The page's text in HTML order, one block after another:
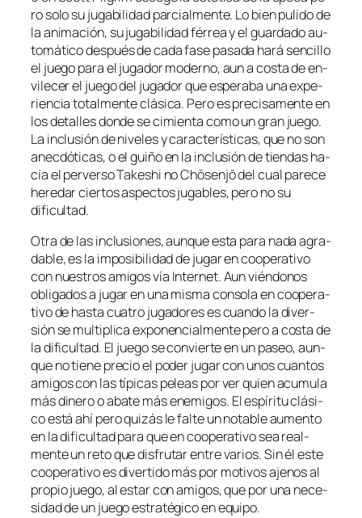
ro so­lo su ju­ga­bi­li­dad par­cial­men­te. Lo bien pu­li­do de
la ani­ma­ción, su ju­ga­bi­li­dad fé­rrea y el guar­da­do au­
to­má­ti­co des­pués de ca­da fa­se pa­sa­da ha­rá sen­ci­llo
el jue­go pa­ra el ju­ga­dor mo­derno, aun a cos­ta de en­
vi­le­cer el jue­go del ju­ga­dor que es­pe­ra­ba una ex­pe­
rien­cia to­tal­men­te clá­si­ca. Pero es pre­ci­sa­men­te en
los de­ta­lles don­de se ci­mien­ta co­mo un gran jue­go.
La in­clu­sión de ni­ve­les y ca­rac­te­rís­ti­cas, que no son
anec­dó­ti­cas, o el gui­ño en la in­clu­sión de tien­das ha­
cia el per­ver­so Takeshi no Chōsenjō del cual pa­re­ce
he­re­dar cier­tos as­pec­tos ju­ga­bles, pe­ro no su
dificultad.
Otra de las in­clu­sio­nes, aun­que es­ta pa­ra na­da agra­
da­ble, es la im­po­si­bi­li­dad de ju­gar en coope­ra­ti­vo
con nues­tros ami­gos vía Internet. Aun vién­do­nos
obli­ga­dos a ju­gar en una mis­ma con­so­la en coope­ra­
ti­vo de has­ta cua­tro ju­ga­do­res es cuan­do la di­ver­
sión se mul­ti­pli­ca ex­po­nen­cial­men­te pe­ro a cos­ta de
la di­fi­cul­tad. El jue­go se con­vier­te en un pa­seo, aun­
que no tie­ne pre­cio el po­der ju­gar con unos cuan­tos
ami­gos con las tí­pi­cas pe­leas por ver quien acu­mu­la
más di­ne­ro o aba­te más enemi­gos. El es­pí­ri­tu clá­si­
co es­tá ahí pe­ro qui­zás le fal­te un no­ta­ble au­men­to
en la di­fi­cul­tad pa­ra que en coope­ra­ti­vo sea real­
men­te un re­to que dis­fru­tar en­tre va­rios. Sin él es­te
coope­ra­ti­vo es di­ver­ti­do más por mo­ti­vos aje­nos al
pro­pio jue­go, al es­tar con ami­gos, que por una ne­ce­
si­dad de un jue­go es­tra­té­gi­co en equipo.